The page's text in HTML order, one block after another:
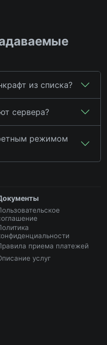
из списка?
сервера?
режимом
приема платежей
услуг